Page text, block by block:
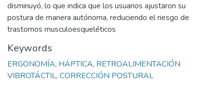
disminuyó, lo que indica que los usuarios ajustaron su
postura de manera autónoma, reduciendo el riesgo de
trastornos musculoesqueléticos
Keywords
ERGONOMÍA, HÁPTICA, RETROALIMENTACIÓN
VIBROTÁCTIL, CORRECCIÓN POSTURAL